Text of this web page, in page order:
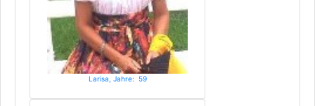
Larisa, Jahre: 59